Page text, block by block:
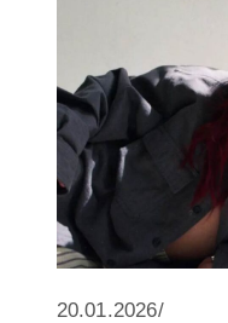
20.01.2026/